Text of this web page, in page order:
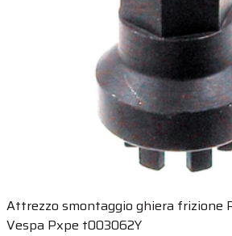
Attrezzo smontaggio ghiera frizione
Vespa Pxpe t003062Y